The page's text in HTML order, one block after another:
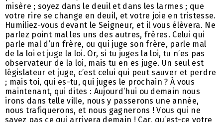
misère ; soyez dans le deuil et dans les larmes ; que
votre rire se change en deuil, et votre joie en tristesse.
Humiliez-vous devant le Seigneur, et il vous élèvera. Ne
parlez point mal les uns des autres, frères. Celui qui
parle mal d’un frère, ou qui juge son frère, parle mal
de la loi et juge la loi. Or, si tu juges la loi, tu n’es pas
observateur de la loi, mais tu en es juge. Un seul est
législateur et juge, c’est celui qui peut sauver et perdre
; mais toi, qui es-tu, qui juges le prochain ? À vous
maintenant, qui dites : Aujourd’hui ou demain nous
irons dans telle ville, nous y passerons une année,
nous trafiquerons, et nous gagnerons ! Vous qui ne
savez pas ce qui arrivera demain ! Car, qu’est-ce votre